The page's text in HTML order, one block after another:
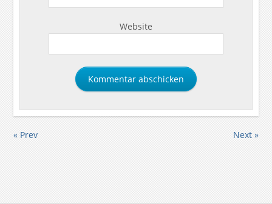
Website
« Prev Next »